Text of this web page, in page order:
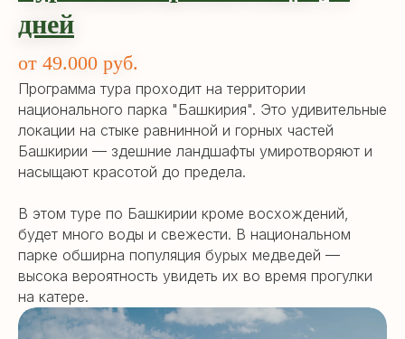
дней
от 49.000 руб.
Программа тура проходит на территории
национального парка "Башкирия". Это удивительные
локации на стыке равнинной и горных частей
Башкирии — здешние ландшафты умиротворяют и
насыщают красотой до предела.
В этом туре по Башкирии кроме восхождений,
будет много воды и свежести. В национальном
парке обширна популяция бурых медведей —
высока вероятность увидеть их во время прогулки
на катере.